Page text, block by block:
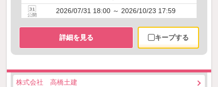
2026/07/31 18:00 ～ 2026/10/23 17:59
詳細を見る キープする
株式会社 高橋土建